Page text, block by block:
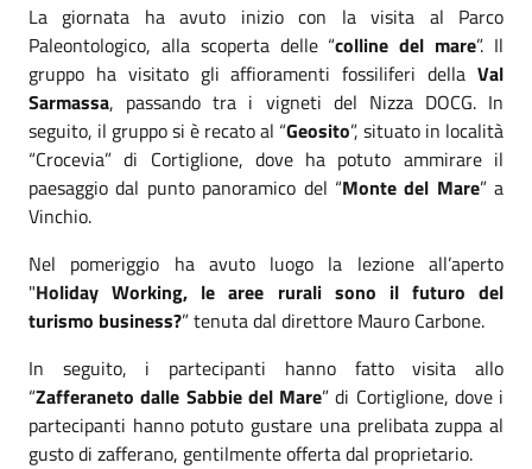
La giornata ha avuto inizio con la visita al Parco
Paleontologico, alla scoperta delle “colline del mare”. Il
gruppo ha visitato gli affioramenti fossiliferi della Val
Sarmassa, passando tra i vigneti del Nizza DOCG. In
seguito, il gruppo si è recato al “Geosito”, situato in località
“Crocevia” di Cortiglione, dove ha potuto ammirare il
paesaggio dal punto panoramico del “Monte del Mare” a
Vinchio.
Nel pomeriggio ha avuto luogo la lezione all’aperto
"Holiday Working, le aree rurali sono il futuro del
turismo business?” tenuta dal direttore Mauro Carbone.
In seguito, i partecipanti hanno fatto visita allo
“Zafferaneto dalle Sabbie del Mare” di Cortiglione, dove i
partecipanti hanno potuto gustare una prelibata zuppa al
gusto di zafferano, gentilmente offerta dal proprietario.